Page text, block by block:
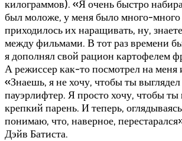
килограммов). «Я очень быстро
был моложе, у меня было много-
приходилось их наращивать, ну,
между фильмами. В тот раз времени
я дополнял свой рацион картофелем
А режиссер как-то посмотрел на меня
«Знаешь, я не хочу, чтобы ты выглядел
пауэрлифтер. Я просто хочу, чтобы ты
крепкий парень. И теперь,
понимаю, что, наверное,
Дэйв Батиста.